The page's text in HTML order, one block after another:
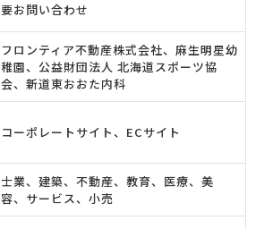
要お問い合わせ
フロンティア不動産株式会社、麻生明星幼
稚園、公益財団法人 北海道スポーツ協
会、新道東おおた内科
コーポレートサイト、ECサイト
士業、建築、不動産、教育、医療、美
容、サービス、小売